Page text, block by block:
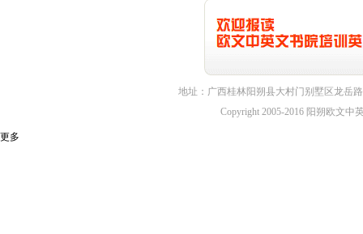
地址：广西桂林阳朔县大村门别墅区龙岳
Copyright 2005-2016 阳朔欧文
更多